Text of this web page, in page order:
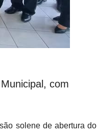
com
solene de abertura do